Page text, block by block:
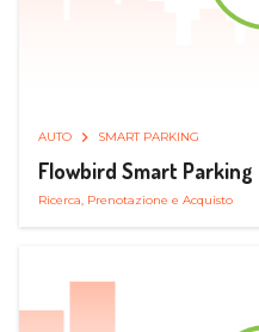
AUTO SMART PARKING
Flowbird Smart Parking
Ricerca, Prenotazione e Acquisto